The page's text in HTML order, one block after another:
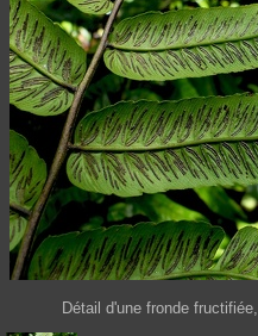
Détail d'une fronde